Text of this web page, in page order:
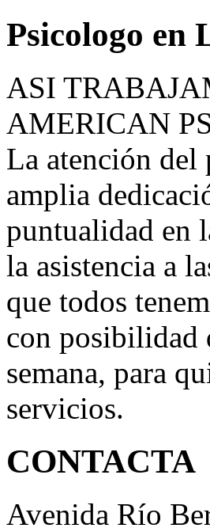
Psicologo en
ASI
AMERICAN
La atención del
amplia
puntualidad en
la asistencia a
que todos
con posibilidad
semana, para
servicios.
CONTACTA
Avenida Río